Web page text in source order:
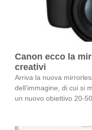
Canon ecco la
creativi
Arriva la nuova
dell’immagine, di cui si
un nuovo obiettivo 20-